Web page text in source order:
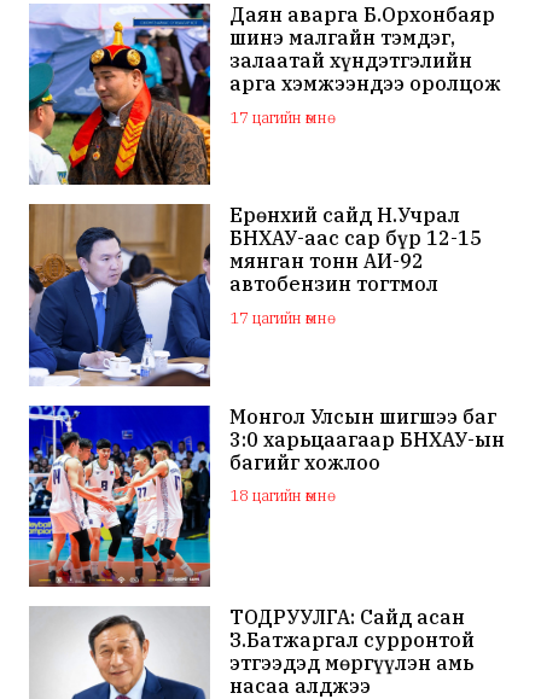
Даян аварга Б.Орхонбаяр
шинэ малгайн тэмдэг,
залаатай хүндэтгэлийн
арга хэмжээндээ оролцож
байна
17 цагийн өмнө
Ерөнхий сайд Н.Учрал
БНХАУ-аас сар бүр 12-15
мянган тонн АИ-92
автобензин тогтмол
нийлүүлэх хүсэлт тавилаа
17 цагийн өмнө
Монгол Улсын шигшээ баг
3:0 харьцаагаар БНХАУ-ын
багийг хожлоо
18 цагийн өмнө
ТОДРУУЛГА: Сайд асан
З.Батжаргал сурронтой
этгээдэд мөргүүлэн амь
насаа алджээ